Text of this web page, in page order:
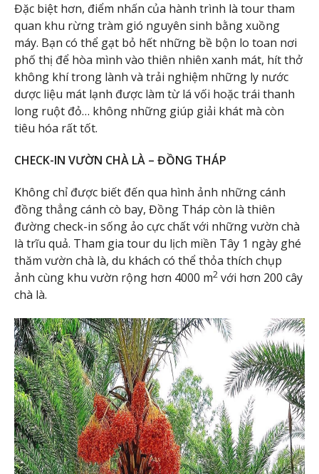
Đặc biệt hơn, điểm nhấn của hành trình là tour tham
quan khu rừng tràm gió nguyên sinh bằng xuồng
máy. Bạn có thể gạt bỏ hết những bề bộn lo toan nơi
phố thị để hòa mình vào thiên nhiên xanh mát, hít thở
không khí trong lành và trải nghiệm những ly nước
dược liệu mát lạnh được làm từ lá vối hoặc trái thanh
long ruột đỏ… không những giúp giải khát mà còn
tiêu hóa rất tốt.
CHECK-IN VƯỜN CHÀ LÀ – ĐỒNG THÁP
Không chỉ được biết đến qua hình ảnh những cánh
đồng thẳng cánh cò bay, Đồng Tháp còn là thiên
đường check-in sống ảo cực chất với những vườn chà
là trĩu quả. Tham gia tour du lịch miền Tây 1 ngày ghé
thăm vườn chà là, du khách có thể thỏa thích chụp
ảnh cùng khu vườn rộng hơn 4000 m2 với hơn 200 cây
chà là.